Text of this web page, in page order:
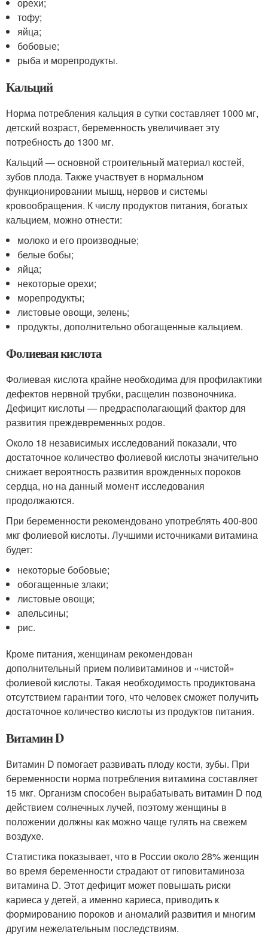
орехи;
тофу;
яйца;
бобовые;
рыба и морепродукты.
Кальций
Норма потребления кальция в сутки составляет 1000 мг,
детский возраст, беременность увеличивает эту
потребность до 1300 мг.
Кальций — основной строительный материал костей,
зубов плода. Также участвует в нормальном
функционировании мышц, нервов и системы
кровообращения. К числу продуктов питания, богатых
кальцием, можно отнести:
молоко и его производные;
белые бобы;
яйца;
некоторые орехи;
морепродукты;
листовые овощи, зелень;
продукты, дополнительно обогащенные кальцием.
Фолиевая кислота
Фолиевая кислота крайне необходима для профилактики
дефектов нервной трубки, расщелин позвоночника.
Дефицит кислоты — предрасполагающий фактор для
развития преждевременных родов.
Около 18 независимых исследований показали, что
достаточное количество фолиевой кислоты значительно
снижает вероятность развития врожденных пороков
сердца, но на данный момент исследования
продолжаются.
При беременности рекомендовано употреблять 400-800
мкг фолиевой кислоты. Лучшими источниками витамина
будет:
некоторые бобовые;
обогащенные злаки;
листовые овощи;
апельсины;
рис.
Кроме питания, женщинам рекомендован
дополнительный прием поливитаминов и «чистой»
фолиевой кислоты. Такая необходимость продиктована
отсутствием гарантии того, что человек сможет получить
достаточное количество кислоты из продуктов питания.
Витамин D
Витамин D помогает развивать плоду кости, зубы. При
беременности норма потребления витамина составляет
15 мкг. Организм способен вырабатывать витамин D под
действием солнечных лучей, поэтому женщины в
положении должны как можно чаще гулять на свежем
воздухе.
Статистика показывает, что в России около 28% женщин
во время беременности страдают от гиповитаминоза
витамина D. Этот дефицит может повышать риски
кариеса у детей, а именно кариеса, приводить к
формированию пороков и аномалий развития и многим
другим нежелательным последствиям.